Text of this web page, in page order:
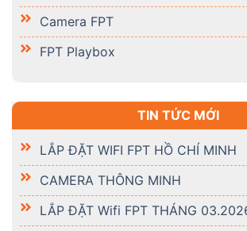
Camera FPT
FPT Playbox
TIN TỨC MỚI
LẮP ĐẶT WIFI FPT HỒ CHÍ MINH
CAMERA THÔNG MINH
LẮP ĐẶT Wifi FPT THÁNG